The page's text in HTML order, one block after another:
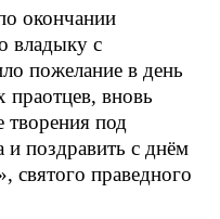
окончании
владыку с
пожелание в день
праотцев, вновь
под
и поздравить с днём
святого праведного